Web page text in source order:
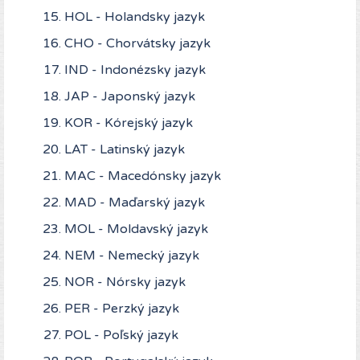
HOL - Holandsky jazyk
CHO - Chorvátsky jazyk
IND - Indonézsky jazyk
JAP - Japonský jazyk
KOR - Kórejský jazyk
LAT - Latinský jazyk
MAC - Macedónsky jazyk
MAD - Maďarský jazyk
MOL - Moldavský jazyk
NEM - Nemecký jazyk
NOR - Nórsky jazyk
PER - Perzký jazyk
POL - Poľský jazyk